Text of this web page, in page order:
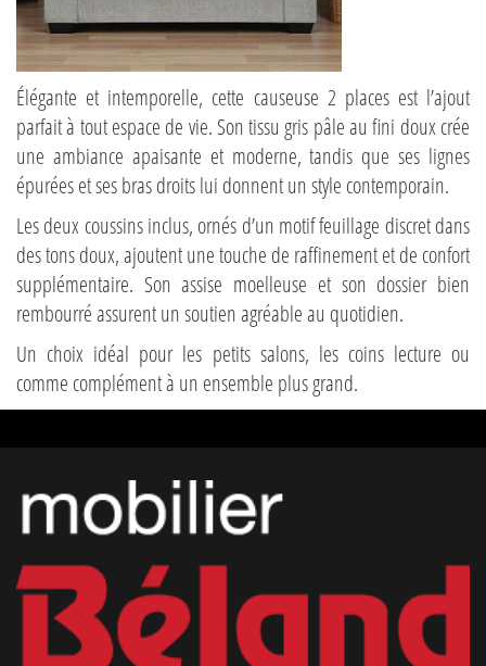
Élégante et intemporelle, cette causeuse 2 places est l’ajout
parfait à tout espace de vie. Son tissu gris pâle au fini doux crée
une ambiance apaisante et moderne, tandis que ses lignes
épurées et ses bras droits lui donnent un style contemporain.
Les deux coussins inclus, ornés d’un motif feuillage discret dans
des tons doux, ajoutent une touche de raffinement et de confort
supplémentaire. Son assise moelleuse et son dossier bien
rembourré assurent un soutien agréable au quotidien.
Un choix idéal pour les petits salons, les coins lecture ou
comme complément à un ensemble plus grand.